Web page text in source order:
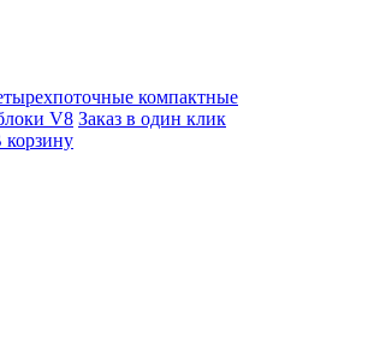
компактные
V8 Заказ в один клик
корзину